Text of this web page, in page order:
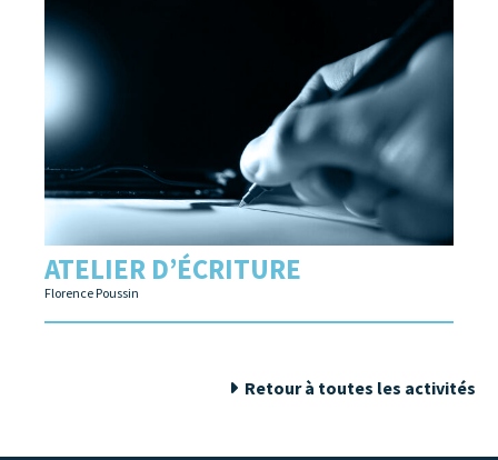
ATELIER D’ÉCRITURE
Florence Poussin
Retour à toutes les activités